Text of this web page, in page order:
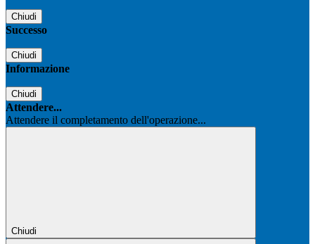
Chiudi
Successo
Chiudi
Informazione
Chiudi
Attendere...
Attendere il completamento dell'operazione...
Chiudi